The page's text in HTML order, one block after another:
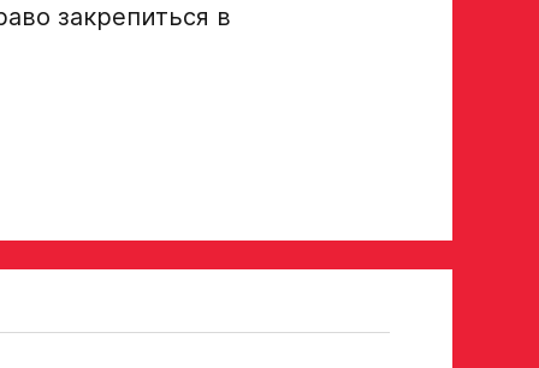
закрепиться в
Ассоциации ХК Авангард
в базу скаутского отдела Академии